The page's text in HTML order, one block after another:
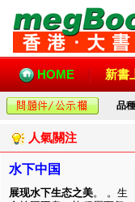
HOME 新書
品種
人氣關注
水下中国
展现水下生态之美。 。生